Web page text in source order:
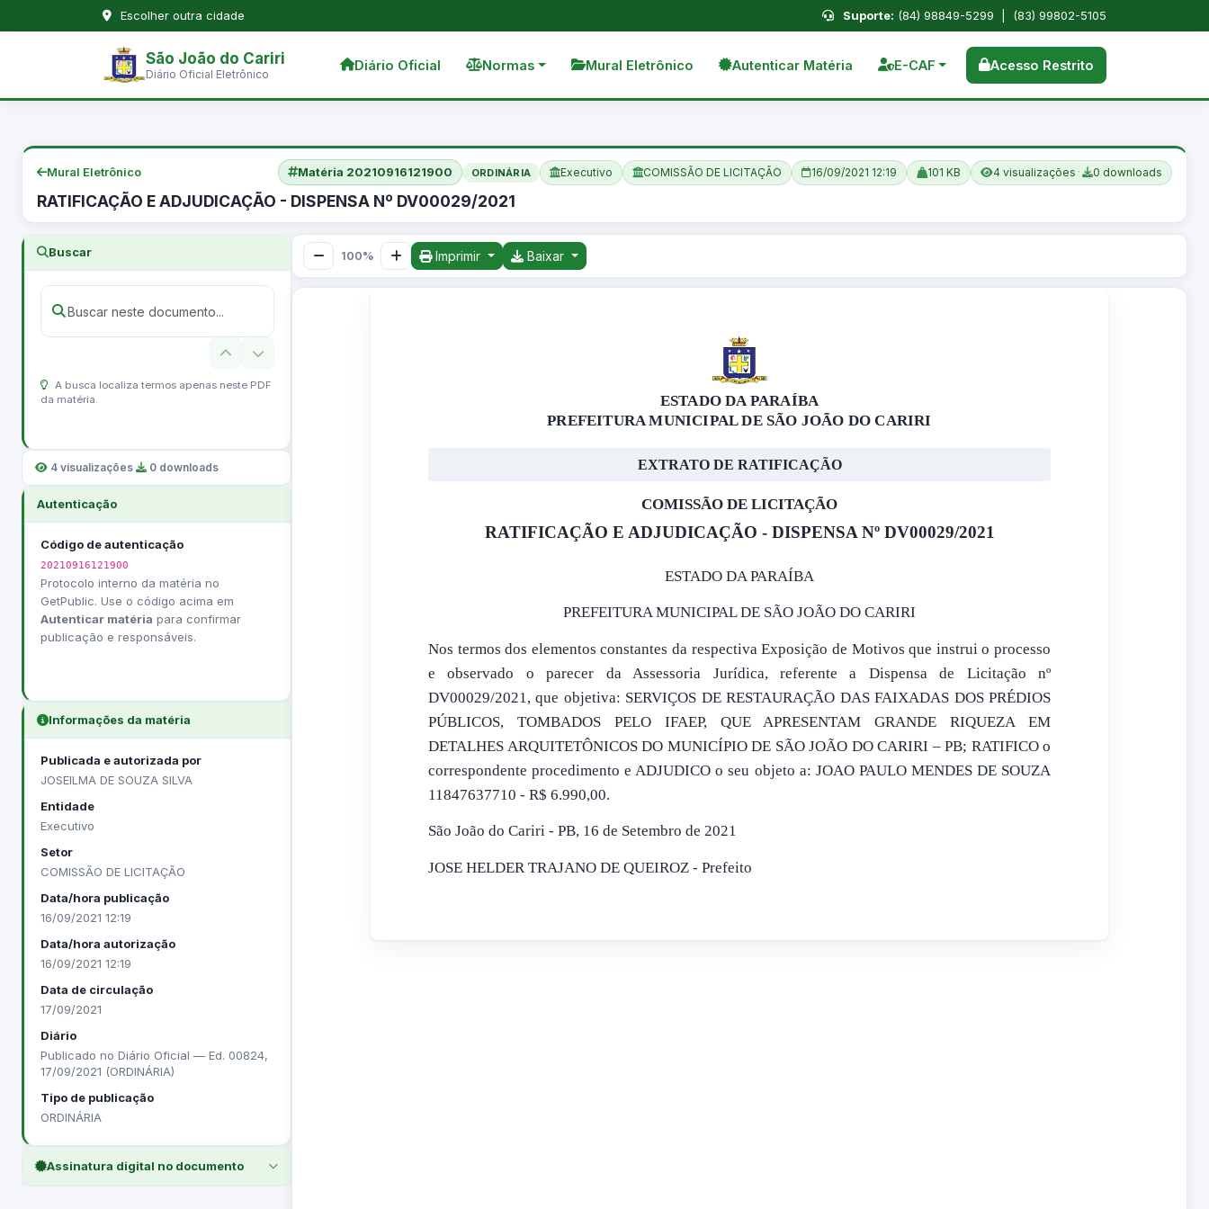
Escolher outra cidade Suporte: (84) 98849-5299 | (83) 99802-5105
São João do Cariri
Diário Oficial Eletrônico
Diário Oficial Normas Mural Eletrônico Autenticar Matéria E-CAF Acesso Restrito
Mural Eletrônico Matéria 20210916121900 ORDINÁRIA Executivo COMISSÃO DE LICITAÇÃO 16/09/2021 12:19 101 KB 4 visualizações · 0 downloads
RATIFICAÇÃO E ADJUDICAÇÃO - DISPENSA Nº DV00029/2021
Buscar
A busca localiza termos apenas neste PDF
da matéria.
4 visualizações 0 downloads
Autenticação
Código de autenticação
20210916121900
Protocolo interno da matéria no
GetPublic. Use o código acima em
Autenticar matéria para confirmar
publicação e responsáveis.
Informações da matéria
Publicada e autorizada por
JOSEILMA DE SOUZA SILVA
Entidade
Executivo
Setor
COMISSÃO DE LICITAÇÃO
Data/hora publicação
16/09/2021 12:19
Data/hora autorização
16/09/2021 12:19
Data de circulação
17/09/2021
Diário
Publicado no Diário Oficial — Ed. 00824,
17/09/2021 (ORDINÁRIA)
Tipo de publicação
ORDINÁRIA
Assinatura digital no documento
100% Imprimir Baixar
ESTADO DA PARAÍBA
PREFEITURA MUNICIPAL DE SÃO JOÃO DO CARIRI
EXTRATO DE RATIFICAÇÃO
COMISSÃO DE LICITAÇÃO
RATIFICAÇÃO E ADJUDICAÇÃO - DISPENSA Nº DV00029/2021
ESTADO DA PARAÍBA
PREFEITURA MUNICIPAL DE SÃO JOÃO DO CARIRI
Nos termos dos elementos constantes da respectiva Exposição de Motivos que instrui o processo
e observado o parecer da Assessoria Jurídica, referente a Dispensa de Licitação nº
DV00029/2021, que objetiva: SERVIÇOS DE RESTAURAÇÃO DAS FAIXADAS DOS PRÉDIOS
PÚBLICOS, TOMBADOS PELO IFAEP, QUE APRESENTAM GRANDE RIQUEZA EM
DETALHES ARQUITETÔNICOS DO MUNICÍPIO DE SÃO JOÃO DO CARIRI – PB; RATIFICO o
correspondente procedimento e ADJUDICO o seu objeto a: JOAO PAULO MENDES DE SOUZA
11847637710 - R$ 6.990,00.
São João do Cariri - PB, 16 de Setembro de 2021
JOSE HELDER TRAJANO DE QUEIROZ - Prefeito